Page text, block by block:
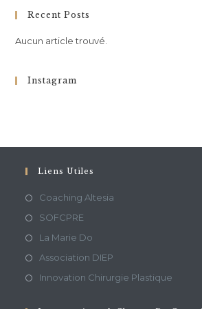
Recent Posts
Aucun article trouvé.
Instagram
Liens Utiles
Coaching Altesia
SOFCPRE
La Marie Do
Association DIEP
Innovation Chirurgie Plastique